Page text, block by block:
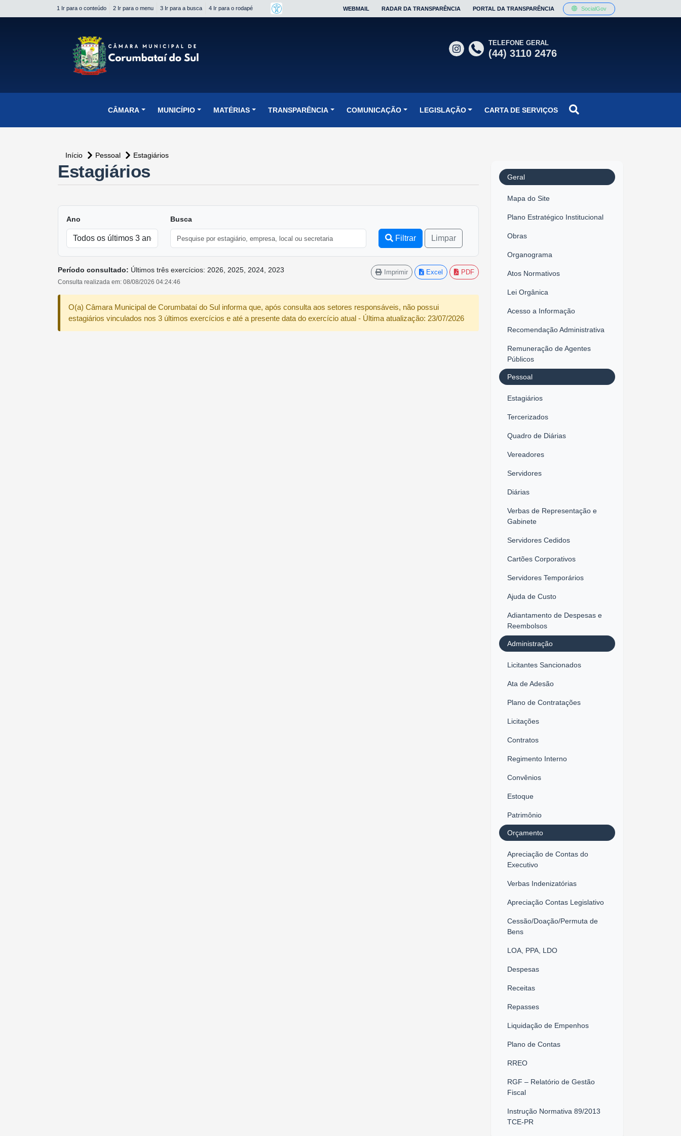
1 Ir para o conteúdo 2 Ir para o menu 3 Ir para a busca 4 Ir para o rodapé SocialGov
WEBMAIL RADAR DA TRANSPARÊNCIA PORTAL DA TRANSPARÊNCIA
TELEFONE GERAL
(44) 3110 2476
CÂMARA
MUNICÍPIO MATÉRIAS TRANSPARÊNCIA COMUNICAÇÃO LEGISLAÇÃO CARTA DE SERVIÇOS
Início Pessoal Estagiários
Estagiários
Ano Busca
Filtrar Limpar
Período consultado: Últimos três exercícios: 2026, 2025, 2024, 2023
Consulta realizada em: 08/08/2026 04:24:46
Imprimir Excel PDF
O(a) Câmara Municipal de Corumbataí­ do Sul informa que, após consulta aos setores responsáveis, não possui
estagiários vinculados nos 3 últimos exercícios e até a presente data do exercício atual - Última atualização: 23/07/2026
Geral
Mapa do Site
Plano Estratégico Institucional
Obras
Organograma
Atos Normativos
Lei Orgânica
Acesso a Informação
Recomendação Administrativa
Remuneração de Agentes
Públicos
Pessoal
Estagiários
Tercerizados
Quadro de Diárias
Vereadores
Servidores
Diárias
Verbas de Representação e
Gabinete
Servidores Cedidos
Cartões Corporativos
Servidores Temporários
Ajuda de Custo
Adiantamento de Despesas e
Reembolsos
Administração
Licitantes Sancionados
Ata de Adesão
Plano de Contratações
Licitações
Contratos
Regimento Interno
Convênios
Estoque
Patrimônio
Orçamento
Apreciação de Contas do
Executivo
Verbas Indenizatórias
Apreciação Contas Legislativo
Cessão/Doação/Permuta de
Bens
LOA, PPA, LDO
Despesas
Receitas
Repasses
Liquidação de Empenhos
Plano de Contas
RREO
RGF – Relatório de Gestão
Fiscal
Instrução Normativa 89/2013
TCE-PR